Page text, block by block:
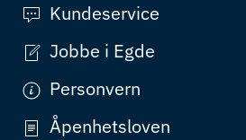
Kundeservice
Jobbe i Egde
Personvern
Åpenhetsloven